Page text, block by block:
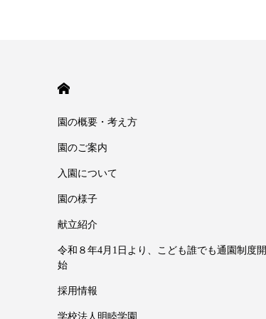
園の概要・考え方
園のご案内
入園について
園の様子
献立紹介
令和８年4月1日より、こども誰でも通園制度開
始
採用情報
学校法人明睦学園